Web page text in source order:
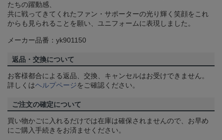
たちの躍動感、
共に戦ってきてくれたファン・サポーターの光り輝く笑顔をこれ
からも見られることを願い、ユニフォームに表現しました。
メーカー品番：yk901150
返品・交換について
お客様都合による返品、交換、キャンセルはお受けできません。
詳しくはヘルプページをご確認ください。
ご注文の確定について
買い物かごに入れるだけでは在庫は確保されませんので、お早め
にご購入手続きをお済ませください。